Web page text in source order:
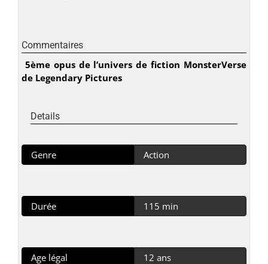
Commentaires
5ème opus de l’univers de fiction MonsterVerse
de Legendary Pictures
Details
Genre Action
Durée 115 min
Age légal 12 ans